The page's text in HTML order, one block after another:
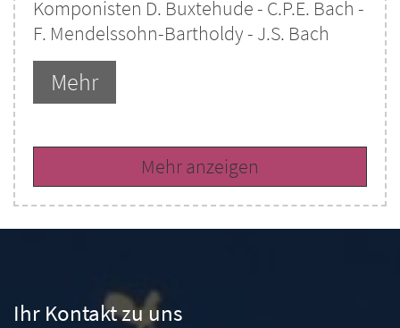
Komponisten D. Buxtehude - C.P.E. Bach -
F. Mendelssohn-Bartholdy - J.S. Bach
Mehr
Mehr anzeigen
Ihr Kontakt zu uns